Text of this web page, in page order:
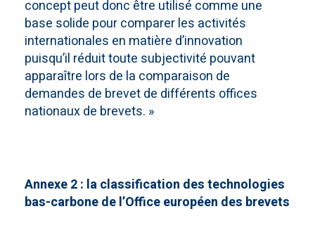
concept peut donc être utilisé comme une
base solide pour comparer les activités
internationales en matière d’innovation
puisqu’il réduit toute subjectivité pouvant
apparaître lors de la comparaison de
demandes de brevet de différents offices
nationaux de brevets. »
Annexe 2 : la classification des technologies
bas-carbone de l’Office européen des brevets